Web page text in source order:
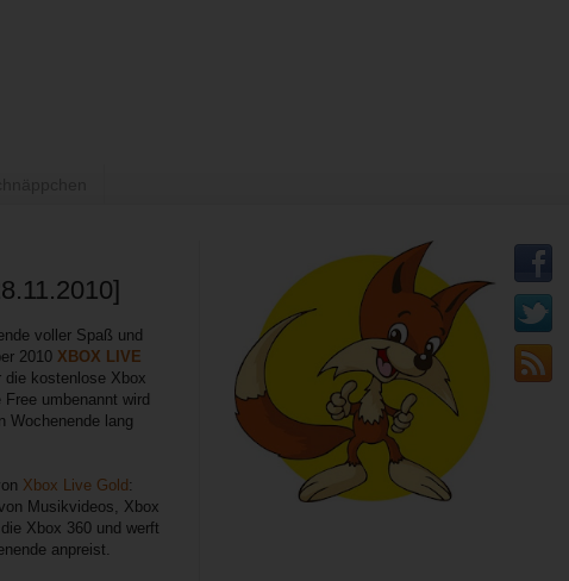
voller Spaß und
2010 XBOX LIVE
die kostenlose Xbox
umbenannt wird
Wochenende lang
Xbox Live Gold :
Musikvideos, Xbox
Xbox 360 und werft
anpreist.